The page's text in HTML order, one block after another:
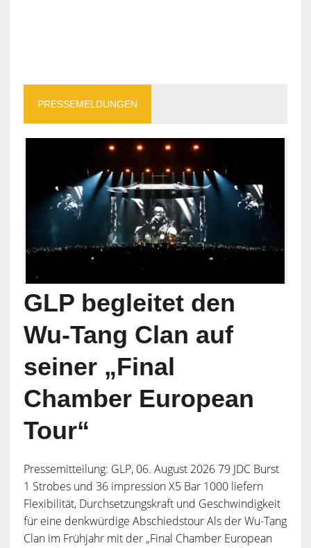
PRESSEMELDUNGEN
GLP begleitet den
Wu-Tang Clan auf
seiner „Final
Chamber European
Tour“
Pressemitteilung: GLP, 06. August 2026 79 JDC Burst
1 Strobes und 36 impression X5 Bar 1000 liefern
Flexibilität, Durchsetzungskraft und Geschwindigkeit
für eine denkwürdige Abschiedstour Als der Wu-Tang
Clan im Frühjahr mit der „Final Chamber European